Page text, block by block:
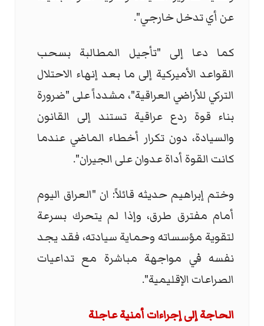
عن أي تدخل خارجي".
كما دعا إلى "تأجيل المطالبة بسحب
القواعد الأميركية إلى ما بعد إنهاء الاحتلال
التركي للأراضي العراقية"، مشدداً على "ضرورة
بناء قوة ردع عراقية تستند إلى القانون
والسيادة، دون تكرار أخطاء الماضي عندما
كانت القوة أداة عدوان على الجيران".
وختم إبراهيم حديثه قائلاً: ان "العراق اليوم
أمام مفترق طرق، وإذا لم يتحرك بسرعة
لتقوية مؤسساته وحماية سيادته، فقد يجد
نفسه في مواجهة مباشرة مع تداعيات
الصراعات الإقليمية".
الحاجة إلى إجراءات أمنية عاجلة